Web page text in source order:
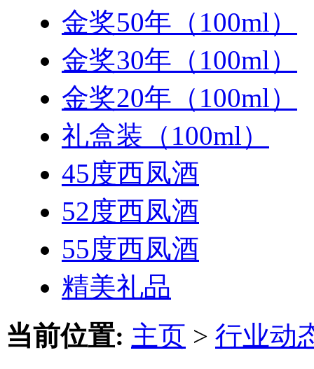
金奖50年（100ml）
金奖30年（100ml）
金奖20年（100ml）
礼盒装（100ml）
45度西凤酒
52度西凤酒
55度西凤酒
精美礼品
当前位置: 主页 > 行业动